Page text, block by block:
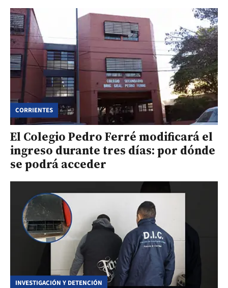
CORRIENTES
El Colegio Pedro Ferré modificará el
ingreso durante tres días: por dónde
se podrá acceder
INVESTIGACIÓN Y DETENCIÓN